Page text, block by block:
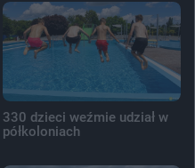
330 dzieci weźmie udział w
półkoloniach